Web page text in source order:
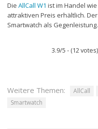
Die AllCall W1 ist im Handel
attraktiven Preis erhältlich.
Smartwatch als Gegenleistung.
3.9/5 - (12 votes)
Weitere Themen: AllCall
Smartwatch